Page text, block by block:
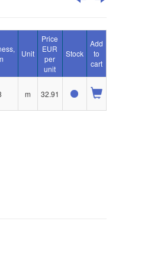
Unit
Price
EUR
per
unit
Stock
Add
to
cart
m 32.91